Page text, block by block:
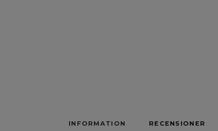
INFORMATION RECENSIONER